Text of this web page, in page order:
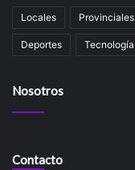
Locales Provinciales
Deportes Tecnología
Nosotros
Contacto